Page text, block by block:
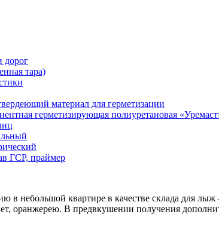
дорог
тара)
материал для герметизации
герметизирующая полиуретановая
ГСР, праймер
в небольшой квартире в качестве склада для
оранжерею. В предвкушении получения